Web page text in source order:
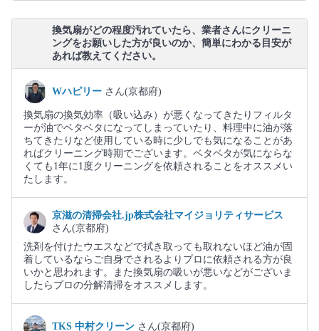
換気扇がどの程度汚れていたら、業者さんにクリーニ
ングをお願いした方が良いのか、簡単にわかる目安が
あれば教えてください。
Wハピリー さん(京都府)
換気扇の換気効率（吸い込み）が悪くなってきたりフィルタ
ーが油でベタベタになってしまっていたり、料理中に油が落
ちてきたりなど使用している時に少しでも気になることがあ
ればクリーニング時期でございます。ベタベタが気にならな
くても1年に1度クリーニングを依頼されることをオススメい
たします。
京滋の清掃会社.jp株式会社マイジョリティサービス
さん(京都府)
洗剤を付けたウエスなどで拭き取っても取れないほど油が固
着しているならご自身でされるよりプロに依頼される方が良
いかと思われます。また換気扇の吸いが悪いなどがございま
したらプロの分解清掃をオススメします。
TKS 中村クリーン さん(京都府)